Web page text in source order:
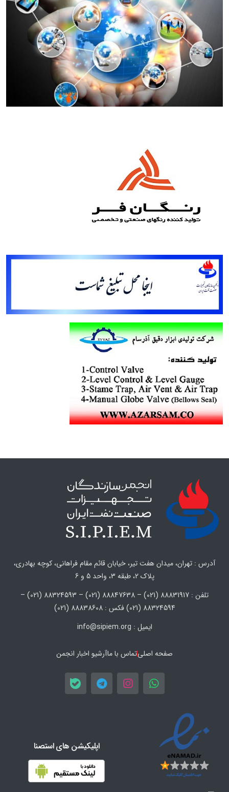
آدرس : تهران، میدان هفت تیر، خیابان قائم مقام فراهانی، کوچه بهادری،
پلاک 2، طبقه 3، واحد 5 و 6
تلفن : 88831917 (021) – 88847638 (021) – 88324593 (021) –
88324594 (021) فکس : 88838608 (021)
ایمیل : info@sipiem.org
صفحه اصلیتماس با ماآرشیو اخبار انجمن
اپلیکیشن های استصنا